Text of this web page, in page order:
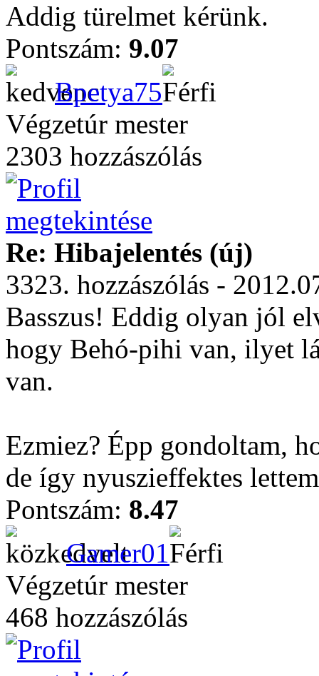
Addig türelmet kérünk.
Pontszám: 9.07
Bpetya75
Végzetúr mester
2303 hozzászólás
Re: Hibajelentés (új)
3323. hozzászólás -
Basszus! Eddig olyan jól
hogy Behó-pihi van, ilyet
van.
Ezmiez? Épp gondoltam,
de így nyuszieffektes
Pontszám: 8.47
Gamer01
Végzetúr mester
468 hozzászólás